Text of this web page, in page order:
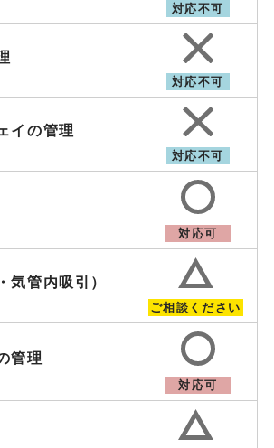
対応不可
対応不可
イの管理
対応不可
対応可
気管内吸引）
ご相談ください
管理
対応可